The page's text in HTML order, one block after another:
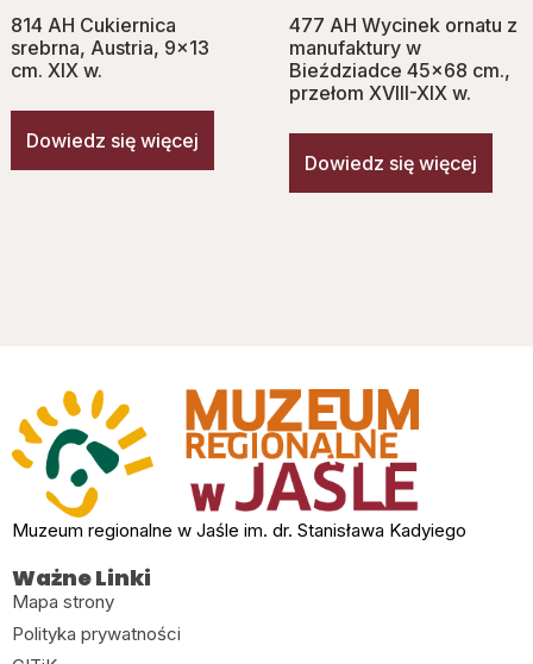
814 AH Cukiernica
srebrna, Austria, 9×13
cm. XIX w.
Dowiedz się więcej
477 AH Wycinek ornatu z
manufaktury w
Bieździadce 45×68 cm.,
przełom XVIII-XIX w.
Dowiedz się więcej
Muzeum regionalne w Jaśle im. dr. Stanisława Kadyiego
Ważne Linki
Mapa strony
Polityka prywatności